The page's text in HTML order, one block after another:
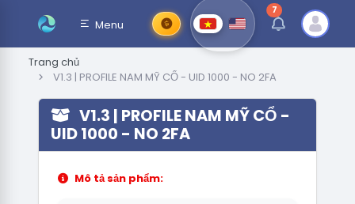
Menu
7thông báo chưa
Trang chủ
V1.3 | PROFILE NAM MỸ CỔ - UID 1000 - NO 2FA
V1.3 | PROFILE NAM MỸ CỔ -
UID 1000 - NO 2FA
Mô tả sản phẩm: